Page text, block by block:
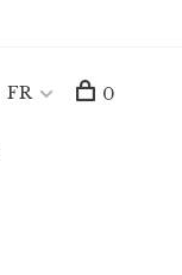
FR 0